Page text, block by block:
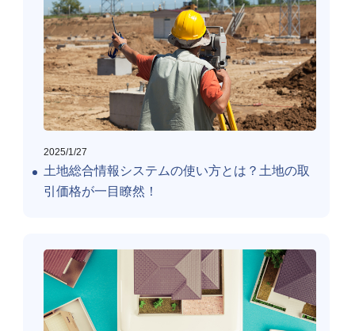
2025/1/27
土地総合情報システムの使い方とは？土地の取
引価格が一目瞭然！